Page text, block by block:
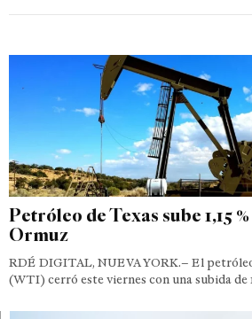
Petróleo de Texas sube 1,15
Ormuz
RDÉ DIGITAL, NUEVA YORK.– El
(WTI) cerró este viernes con una subida de